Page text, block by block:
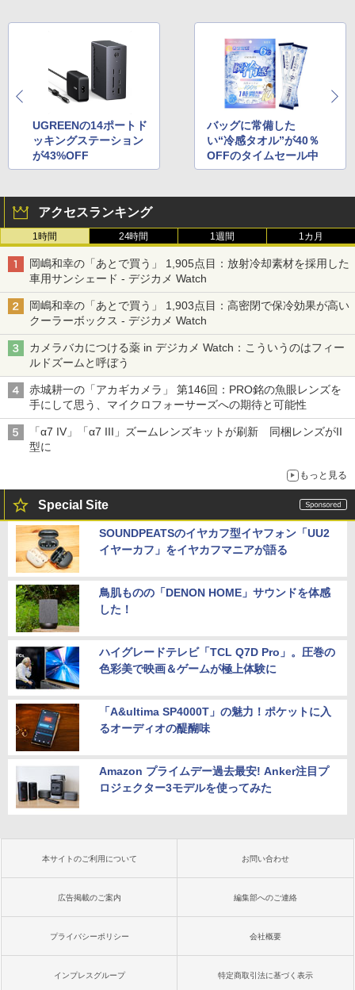
UGREENの14ポートド
ッキングステーション
が43%OFF
バッグに常備した
い“冷感タオル”が40％
OFFのタイムセール中
アクセスランキング
1時間 24時間 1週間 1カ月
岡嶋和幸の「あとで買う」 1,905点目：放射冷却素材を採用した
車用サンシェード - デジカメ Watch
岡嶋和幸の「あとで買う」 1,903点目：高密閉で保冷効果が高い
クーラーボックス - デジカメ Watch
カメラバカにつける薬 in デジカメ Watch：こういうのはフィー
ルドズームと呼ぼう
赤城耕一の「アカギカメラ」 第146回：PRO銘の魚眼レンズを
手にして思う、マイクロフォーサーズへの期待と可能性
「α7 IV」「α7 III」ズームレンズキットが刷新 同梱レンズがII
型に
もっと見る
Special Site
SOUNDPEATSのイヤカフ型イヤフォン「UU2
イヤーカフ」をイヤカフマニアが語る
鳥肌ものの「DENON HOME」サウンドを体感
した！
ハイグレードテレビ「TCL Q7D Pro」。圧巻の
色彩美で映画＆ゲームが極上体験に
「A&ultima SP4000T」の魅力！ポケットに入
るオーディオの醍醐味
Amazon プライムデー過去最安! Anker注目プ
ロジェクター3モデルを使ってみた
本サイトのご利用について お問い合わせ
広告掲載のご案内 編集部へのご連絡
プライバシーポリシー 会社概要
インプレスグループ 特定商取引法に基づく表示